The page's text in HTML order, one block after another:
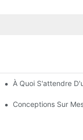
Parasols De Plage
À Quoi S'attendre
Conceptions Sur